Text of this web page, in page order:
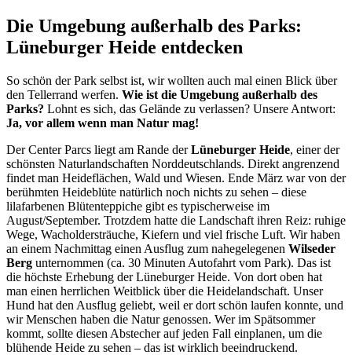
Die Umgebung außerhalb des Parks:
Lüneburger Heide entdecken
So schön der Park selbst ist, wir wollten auch mal einen Blick über
den Tellerrand werfen. Wie ist die Umgebung außerhalb des
Parks? Lohnt es sich, das Gelände zu verlassen? Unsere Antwort:
Ja, vor allem wenn man Natur mag!
Der Center Parcs liegt am Rande derLüneburger Heide, einer der
schönsten Naturlandschaften Norddeutschlands. Direkt angrenzend
findet man Heideflächen, Wald und Wiesen. Ende März war von der
berühmten Heideblüte natürlich noch nichts zu sehen – diese
lilafarbenen Blütenteppiche gibt es typischerweise im
August/September. Trotzdem hatte die Landschaft ihren Reiz: ruhige
Wege, Wacholdersträuche, Kiefern und viel frische Luft. Wir haben
an einem Nachmittag einen Ausflug zum nahegelegenen Wilseder
Berg unternommen (ca. 30 Minuten Autofahrt vom Park). Das ist
die höchste Erhebung der Lüneburger Heide. Von dort oben hat
man einen herrlichen Weitblick über die Heidelandschaft. Unser
Hund hat den Ausflug geliebt, weil er dort schön laufen konnte, und
wir Menschen haben die Natur genossen. Wer im Spätsommer
kommt, sollte diesen Abstecher auf jeden Fall einplanen, um die
blühende Heide zu sehen – das ist wirklich beeindruckend.